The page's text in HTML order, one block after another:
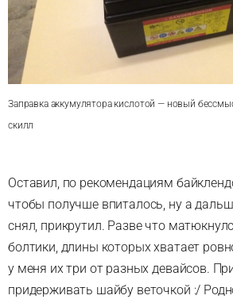
Заправка аккумулятора кислотой — новый
скилл
Оставил, по рекомендациям
чтобы получше впиталось, ну а
снял, прикрутил. Разве что
болтики, длины которых хватает
у меня их три от разных девайсов.
придерживать шайбу веточкой :/